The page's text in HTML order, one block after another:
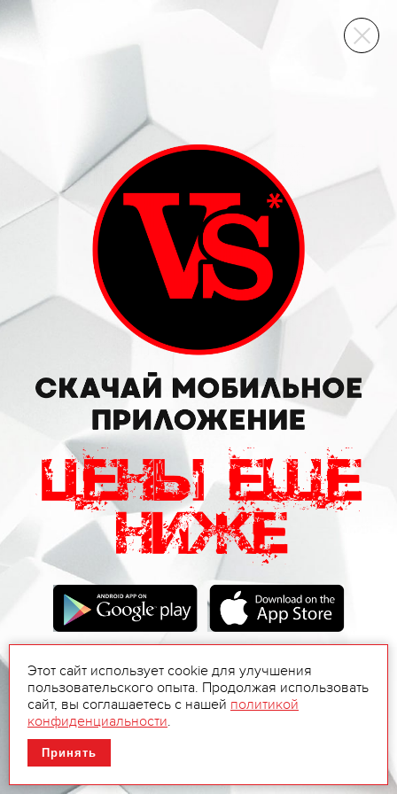
ВИННЫЙ СКЛАД
Этот сайт использует cookie для улучшения
пользовательского опыта. Продолжая использовать
сайт, вы соглашаетесь с нашей политикой
конфиденциальности.
Принять